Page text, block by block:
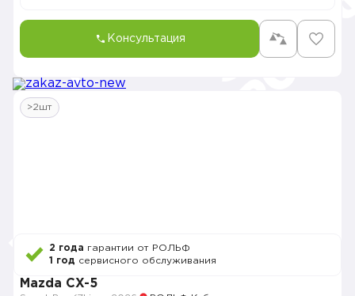
Консультация
>2шт
2 года гарантии от РОЛЬФ
1 год сервисного обслуживания
Mazda CX-5